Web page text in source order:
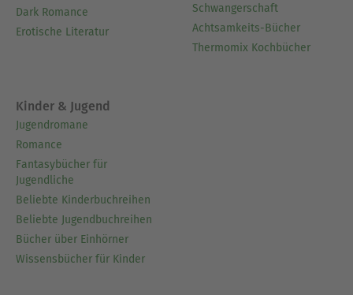
Dark Romance
Erotische Literatur
Schwangerschaft
Achtsamkeits-Bücher
Thermomix Kochbücher
Kinder & Jugend
Jugendromane
Romance
Fantasybücher für
Jugendliche
Beliebte Kinderbuchreihen
Beliebte Jugendbuchreihen
Bücher über Einhörner
Wissensbücher für Kinder